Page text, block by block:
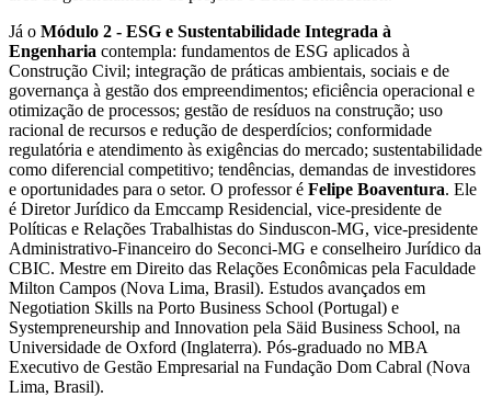
Já o Módulo 2 - ESG e Sustentabilidade Integrada à
Engenharia contempla: fundamentos de ESG aplicados à
Construção Civil; integração de práticas ambientais, sociais e de
governança à gestão dos empreendimentos; eficiência operacional e
otimização de processos; gestão de resíduos na construção; uso
racional de recursos e redução de desperdícios; conformidade
regulatória e atendimento às exigências do mercado; sustentabilidade
como diferencial competitivo; tendências, demandas de investidores
e oportunidades para o setor. O professor é Felipe Boaventura. Ele
é Diretor Jurídico da Emccamp Residencial, vice-presidente de
Políticas e Relações Trabalhistas do Sinduscon-MG, vice-presidente
Administrativo-Financeiro do Seconci-MG e conselheiro Jurídico da
CBIC. Mestre em Direito das Relações Econômicas pela Faculdade
Milton Campos (Nova Lima, Brasil). Estudos avançados em
Negotiation Skills na Porto Business School (Portugal) e
Systempreneurship and Innovation pela Säid Business School, na
Universidade de Oxford (Inglaterra). Pós-graduado no MBA
Executivo de Gestão Empresarial na Fundação Dom Cabral (Nova
Lima, Brasil).